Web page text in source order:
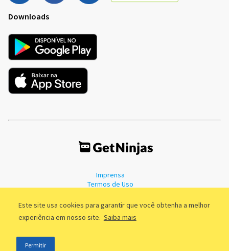
Este site usa cookies para garantir que você obtenha a melhor
experiência em nosso site. Saiba mais
Permitir
Downloads
Imprensa
Termos de Uso
©2011 - 2026, GetNinjas LTDA. CNPJ 55.744.877/0001-89 - Rua Dr.
Fernandes Coelho, 85 - 3º andar - São Paulo/SP - Brasil